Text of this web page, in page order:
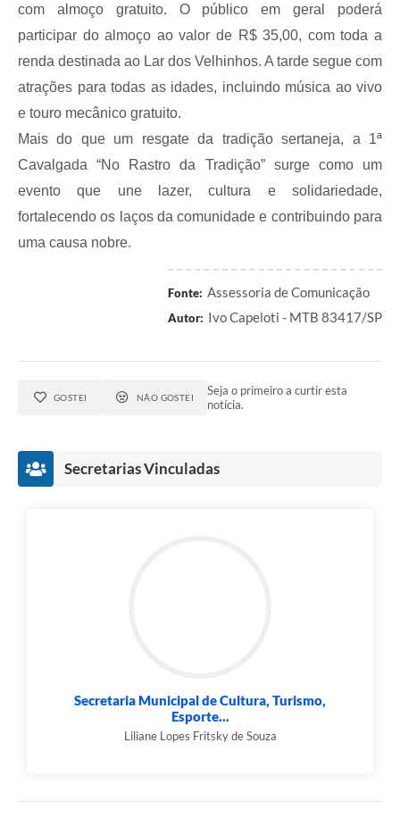
com almoço gratuito. O público em geral poderá
participar do almoço ao valor de R$ 35,00, com toda a
renda destinada ao Lar dos Velhinhos. A tarde segue com
atrações para todas as idades, incluindo música ao vivo
e touro mecânico gratuito.
Mais do que um resgate da tradição sertaneja, a 1ª
Cavalgada “No Rastro da Tradição” surge como um
evento que une lazer, cultura e solidariedade,
fortalecendo os laços da comunidade e contribuindo para
uma causa nobre.
Fonte: Assessoria de Comunicação
Autor: Ivo Capeloti - MTB 83417/SP
GOSTEI NÃO GOSTEI
Seja o primeiro a curtir esta
notícia.
Secretarias Vinculadas
Secretaria Municipal de Cultura, Turismo,
Esporte...
Liliane Lopes Fritsky de Souza